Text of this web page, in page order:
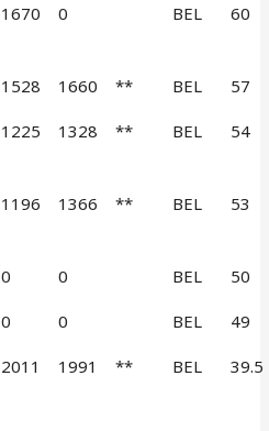
1670 0 BEL 60
1528 1660 ** BEL 57
1225 1328 ** BEL 54
1196 1366 ** BEL 53
0 0 BEL 50
0 0 BEL 49
2011 1991 ** BEL 39.5